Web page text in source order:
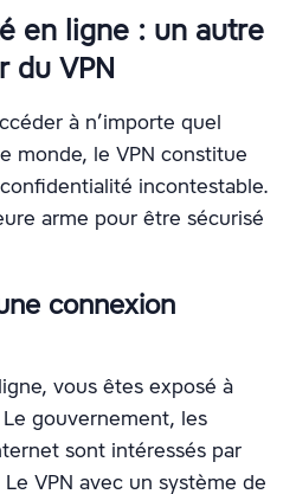
en ligne : un autre
du VPN
à n’importe quel
monde, le VPN constitue
incontestable.
arme pour être sécurisé
connexion
vous êtes exposé à
gouvernement, les
sont intéressés par
VPN avec un système de